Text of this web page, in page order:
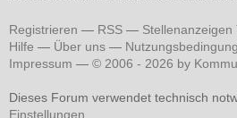
Registrieren — RSS — Stellenanzeigen
Hilfe — Über uns —
Impressum — © 2006 - 2026 by
Dieses Forum verwendet technisch
Einstellungen